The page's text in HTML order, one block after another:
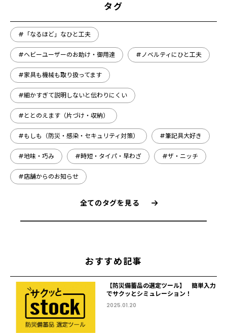
タグ
#「なるほど」なひと工夫
#ヘビーユーザーのお助け・御用達 #ノベルティにひと工夫
#家具も機械も取り扱ってます
#細かすぎて説明しないと伝わりにくい
#ととのえます（片づけ・収納）
#もしも（防災・感染・セキュリティ対策） #筆記具大好き
#地味・巧み #時短・タイパ・早わざ #ザ・ニッチ
#店舗からのお知らせ
全てのタグを見る
おすすめ記事
【防災備蓄品の選定ツール】 簡単入力
でサクッとシミュレーション！
2025.01.20